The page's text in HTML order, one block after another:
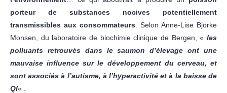
porteur de substances nocives potentiellement
transmissibles aux consommateurs . Selon Anne-Lise Bjorke
Monsen, du laboratoire de biochimie clinique de Bergen, « les
polluants retrouvés dans le saumon d’élevage ont une
mauvaise influence sur le développement du cerveau, et
sont associés à l’autisme, à l’hyperactivité et à la baisse de
QI« .